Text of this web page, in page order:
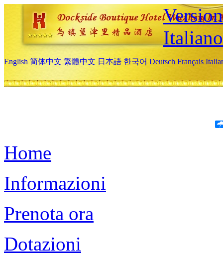
Italiano
English 简体中文 繁體中文 日本語 한국어 Deutsch Français
Home
Informazioni
Prenota ora
Dotazioni